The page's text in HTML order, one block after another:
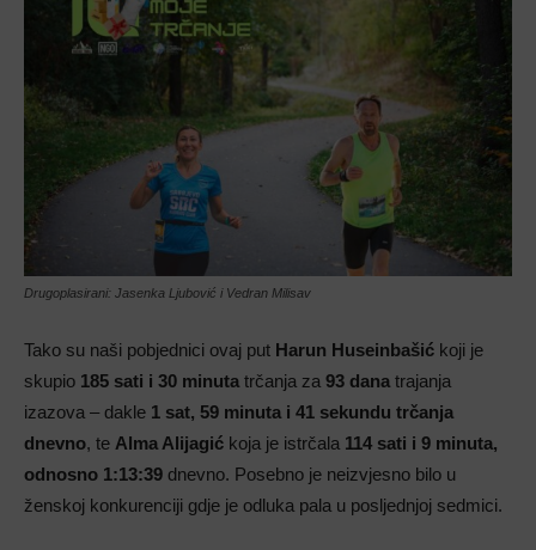
Drugoplasirani: Jasenka Ljubović i Vedran Milisav
Tako su naši pobjednici ovaj put Harun Huseinbašić koji je
skupio 185 sati i 30 minuta trčanja za 93 dana trajanja
izazova – dakle 1 sat, 59 minuta i 41 sekundu trčanja
dnevno, te Alma Alijagić koja je istrčala 114 sati i 9 minuta,
odnosno 1:13:39 dnevno. Posebno je neizvjesno bilo u
ženskoj konkurenciji gdje je odluka pala u posljednjoj sedmici.